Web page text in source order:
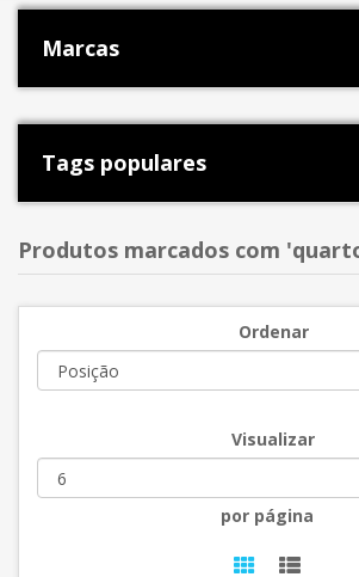
Marcas
Tags populares
Produtos marcados com
Ordenar
Visualizar
por página